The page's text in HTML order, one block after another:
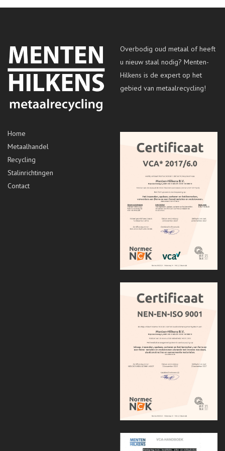
Overbodig oud metaal of heeft
u nieuw staal nodig? Menten-
Hilkens is de expert op het
gebied van metaalrecycling!
Home
Metaalhandel
Recycling
Stalinrichtingen
Contact